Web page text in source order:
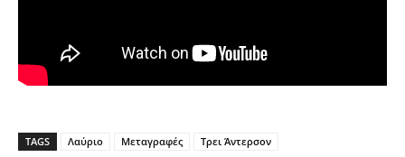
TAGS Λαύριο Μεταγραφές Τρει Άντερσον